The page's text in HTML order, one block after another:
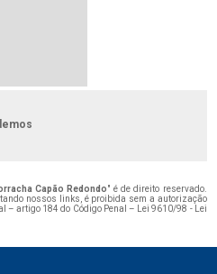
Capão Redondo" é de direito reservado.
nossos links, é proibida sem a autorização
– artigo 184 do Código Penal –
Lei 9610/98 - Lei